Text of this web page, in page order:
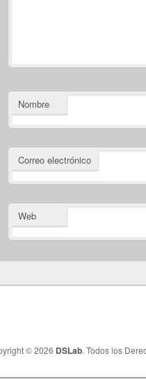
Nombre
Correo electrónico
Web
© 2026 DSLab. Todos los